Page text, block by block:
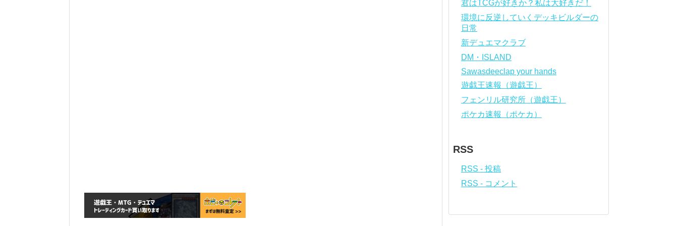
君はTCGが好きか？私は大好きだ！
環境に反逆していくデッキビルダーの
日常
新デュエマクラブ
DM・ISLAND
Sawasdeeclap your hands
遊戯王速報（遊戯王）
フェンリル研究所（遊戯王）
ポケカ速報（ポケカ）
RSS
RSS - 投稿
RSS - コメント